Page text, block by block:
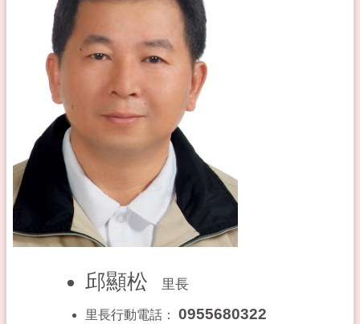
邱顯松 里長
里長行動電話： 0955680322